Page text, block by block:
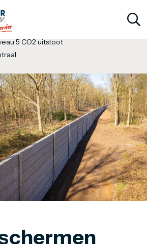
5 CO2 uitstoot